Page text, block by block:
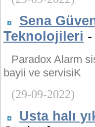
Sena
Teknolojileri -
Paradox Alarm
bayii ve servisiK
(29-09-2022)
Usta halı